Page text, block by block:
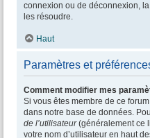
connexion ou de déconnexion,
les résoudre.
Haut
Paramètres et
Comment modifier mes
Si vous êtes membre de ce
dans notre base de données.
de l’utilisateur(généralement ce
votre nom d’utilisateur en haut